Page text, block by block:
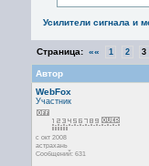
Усилители сигнала и
Страница: «« 1 2 3
Автор
WebFox
Участник
с окт 2008
астрахань
Сообщений: 631